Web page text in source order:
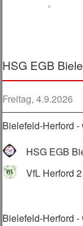
HSG EGB
Freitag, 4.9.2026
Bielefeld-Herford
HSG EGB
VfL Herford 2
Bielefeld-Herford